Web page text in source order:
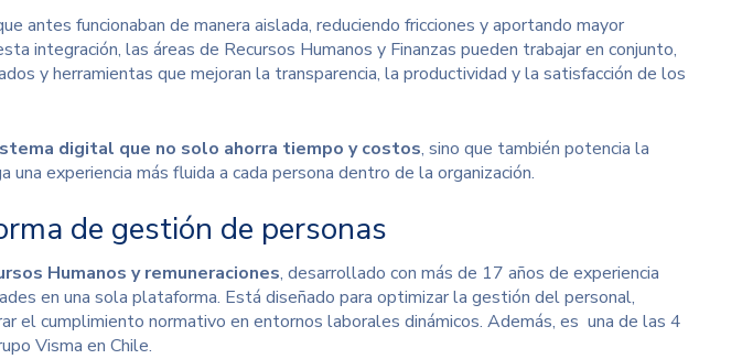
antes funcionaban de manera aislada, reduciendo fricciones y aportando mayor
integración, las áreas de Recursos Humanos y Finanzas pueden trabajar en conjunto,
y herramientas que mejoran la transparencia, la productividad y la satisfacción de los
digital que no solo ahorra tiempo y costos, sino que también potencia la
experiencia más fluida a cada persona dentro de la organización.
de gestión de personas
Humanos y remuneraciones, desarrollado con más de 17 años de experiencia
en una sola plataforma. Está diseñado para optimizar la gestión del personal,
el cumplimiento normativo en entornos laborales dinámicos. Además, es una de las 4
Visma en Chile.